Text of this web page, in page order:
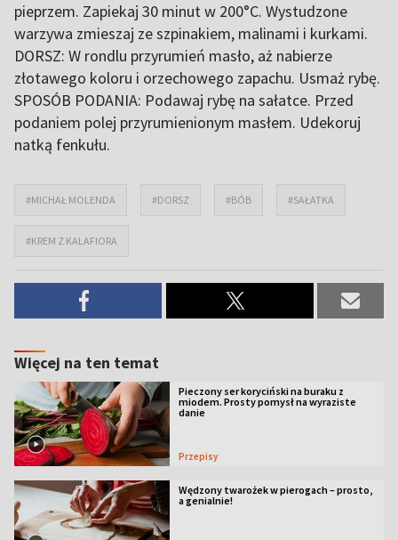
pieprzem. Zapiekaj 30 minut w 200°C. Wystudzone
warzywa zmieszaj ze szpinakiem, malinami i kurkami.
DORSZ: W rondlu przyrumień masło, aż nabierze
złotawego koloru i orzechowego zapachu. Usmaż rybę.
SPOSÓB PODANIA: Podawaj rybę na sałatce. Przed
podaniem polej przyrumienionym masłem. Udekoruj
natką fenkułu.
#MICHAŁ MOLENDA #DORSZ #BÓB #SAŁATKA
#KREM Z KALAFIORA
Więcej na ten temat
Pieczony ser koryciński na buraku z
miodem. Prosty pomysł na wyraziste
danie
Przepisy
Wędzony twarożek w pierogach – prosto,
a genialnie!